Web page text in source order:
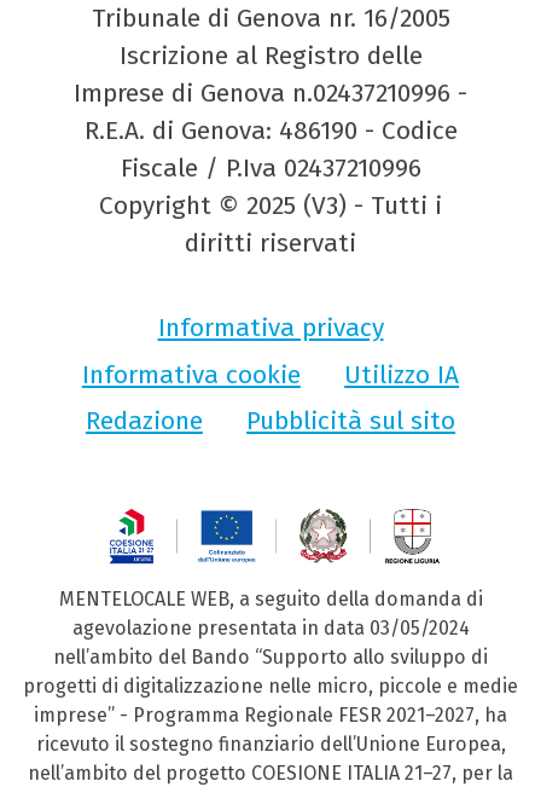
Tribunale di Genova nr. 16/2005
Iscrizione al Registro delle
Imprese di Genova n.02437210996 -
R.E.A. di Genova: 486190 - Codice
Fiscale / P.Iva 02437210996
Copyright © 2025 (V3) - Tutti i
diritti riservati
Informativa privacy
Informativa cookie
Utilizzo IA
Redazione
Pubblicità sul sito
MENTELOCALE WEB, a seguito della domanda di
agevolazione presentata in data 03/05/2024
nell’ambito del Bando “Supporto allo sviluppo di
progetti di digitalizzazione nelle micro, piccole e medie
imprese” - Programma Regionale FESR 2021–2027, ha
ricevuto il sostegno finanziario dell’Unione Europea,
nell’ambito del progetto COESIONE ITALIA 21–27, per la